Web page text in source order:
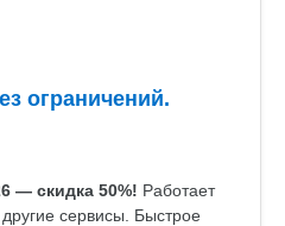
ограничений.
— скидка 50%! Работает
сервисы. Быстрое